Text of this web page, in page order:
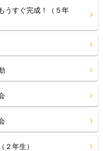
うすぐ完成！（５年
２年生）